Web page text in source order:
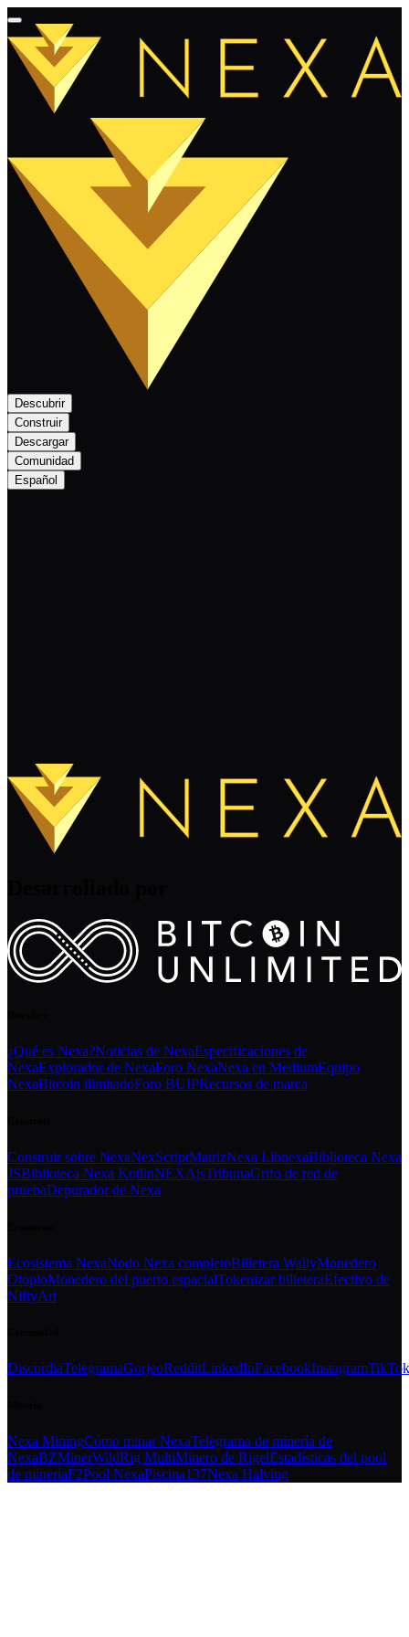
Descubrir
Construir
Descargar
Comunidad
Español
¿Qué es Nexa?Noticias de NexaEspecificaciones de
NexaExplorador de NexaForo NexaNexa en MediumEquipo
NexaBitcoin ilimitadoForo BUIPRecursos de marca
Construir sobre NexaNexScriptMatrizNexa LibnexaBiblioteca Nexa
JSBiblioteca Nexa KotlinNEXAjsTribunaGrifo de red de
pruebaDepurador de Nexa
Ecosistema NexaNodo Nexa completoBilletera WallyMonedero
OtoploMonedero del puerto espacialTokenizar billeteraEfectivo de
NiftyArt
DiscordiaTelegramaGorjeoRedditLinkedInFacebookInstagramTikTok
Nexa MiningCómo minar NexaTelegrama de minería de
NexaBZMinerWildRig MultiMinero de RigelEstadísticas del pool
de mineríaF2Pool NexaPiscina137Nexa Halving